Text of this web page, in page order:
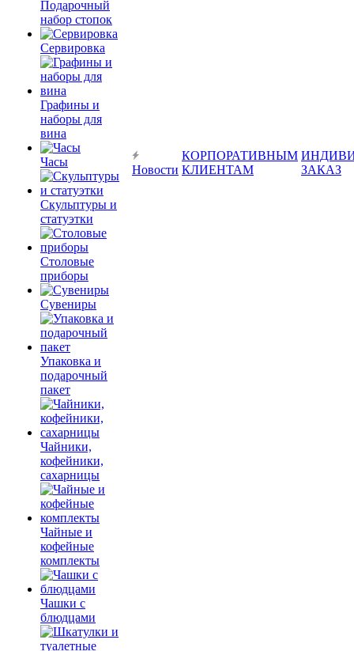
Подарочный
набор стопок
Сервировка
Графины и
наборы для
вина
Часы
Скульптуры и
статуэтки
Столовые
приборы
Сувениры
Упаковка и
подарочный
пакет
Чайники,
кофейники,
сахарницы
Чайные и
кофейные
комплекты
Чашки с
блюдцами
Новости
КОРПОРАТИВНЫМ
КЛИЕНТАМ
ЗАКАЗ